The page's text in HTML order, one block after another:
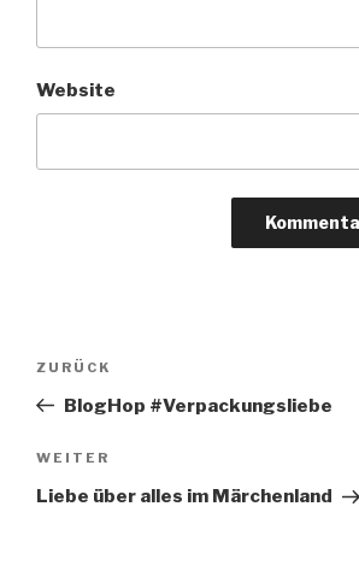
Website
Beitragsnavigation
Vorheriger
Beitrag
ZURÜCK
BlogHop #Verpackungsliebe
Nächster
Beitrag
WEITER
Liebe über alles im Märchenland